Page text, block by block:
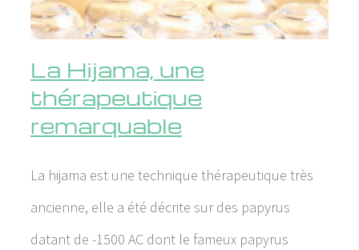
La Hijama, une
thérapeutique
remarquable
La hijama est une technique thérapeutique très
ancienne, elle a été décrite sur des papyrus
datant de -1500 AC dont le fameux papyrus